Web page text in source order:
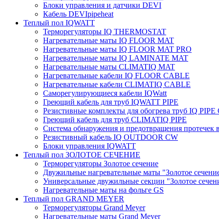
Блоки управления и датчики DEVI
Кабель DEVIpipeheat
Теплый пол IQWATT
Терморегуляторы IQ THERMOSTAT
Нагревательные маты IQ FLOOR MAT
Нагревательные маты IQ FLOOR MAT PRO
Нагревательные маты IQ LAMINATE MAT
Нагревательные маты CLIMATIQ MAT
Нагревательные кабели IQ FLOOR CABLE
Нагревательные кабели CLIMATIQ CABLE
Саморегулирующиеся кабели IQWatt
Греющий кабель для труб IQWATT PIPE
Резистивные комплекты для обогрева труб IQ PIPE
Греющий кабель для труб CLIMATIQ PIPE
Система обнаружения и предотвращения протечек
Резистивный кабель IQ OUTDOOR CW
Блоки управления IQWATT
Теплый пол ЗОЛОТОЕ СЕЧЕНИЕ
Терморегуляторы Золотое сечение
Двужильные нагревательные маты "Золотое
Универсальные двужильные секции "Золотое
Нагревательные маты на фольге GS
Теплый пол GRAND MEYER
Терморегуляторы Grand Meyer
Нагревательные маты Grand Meyer